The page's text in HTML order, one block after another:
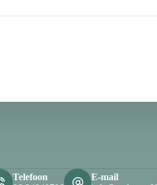
Telefoon
E-mail